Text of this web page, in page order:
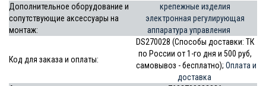
Дополнительное оборудование и
сопутствующие аксессуары на
монтаж:
крепежные изделия
электронная регулирующая
аппаратура управления
Код для заказа и оплаты:
DS270028 (Способы доставки: ТК
по России от 1-го дня и 500 руб,
самовывоз - бесплатно); Оплата и
доставка